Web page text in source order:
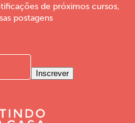
de próximos cursos,
postagens
Inscrever